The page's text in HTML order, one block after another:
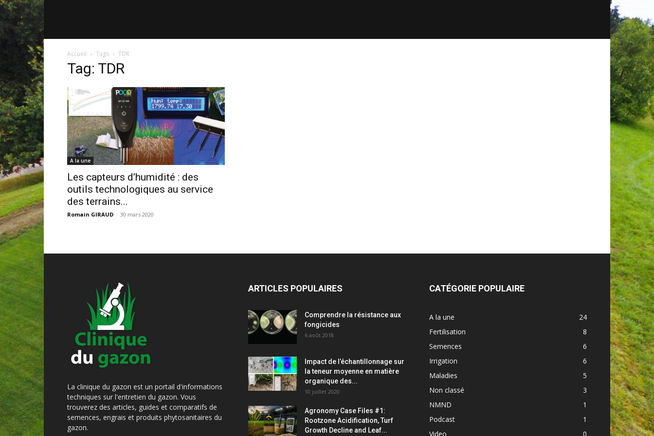
Accueil Tags TDR
Tag: TDR
A la une
Les capteurs d’humidité : des
outils technologiques au service
des terrains...
Romain GIRAUD - 30 mars 2020
La clinique du gazon est un portail d'informations
techniques sur l'entretien du gazon. Vous
trouverez des articles, guides et comparatifs de
semences, engrais et produits phytosanitaires du
gazon.
ARTICLES POPULAIRES
Comprendre la résistance aux
fongicides
6 août 2018
Impact de l’échantillonnage sur
la teneur moyenne en matière
organique des...
10 juillet 2020
Agronomy Case Files #1:
Rootzone Acidification, Turf
Growth Decline and Leaf...
CATÉGORIE POPULAIRE
A la une
24
Fertilisation
8
Semences
6
Irrigation
6
Maladies
5
Non classé
3
NMND
1
Podcast
1
Video
0